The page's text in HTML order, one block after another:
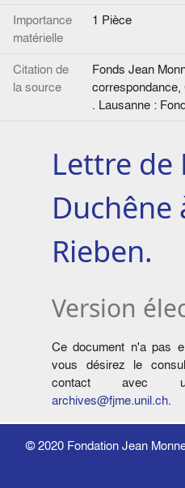
Importance
matérielle
1 Pièce
Citation de
la source
Fonds Jean
correspondance,
. Lausanne :
Lettre de
Duchêne
Rieben.
Version
Ce document n'a pas
vous désirez le
contact avec
archives@fjme.unil.ch.
© 2020 Fondation Jean